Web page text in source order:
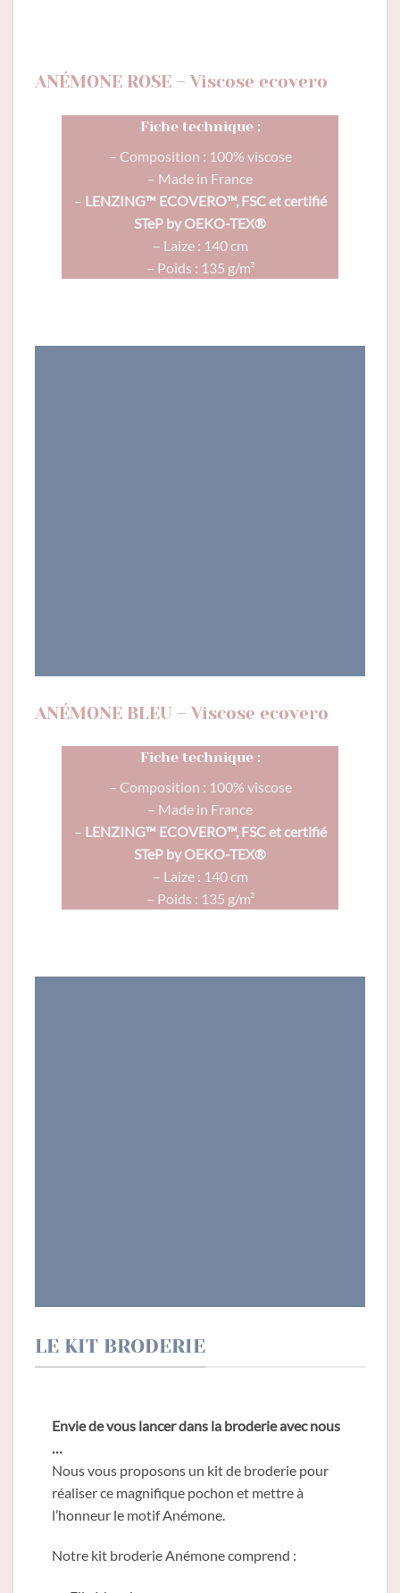
ANÉMONE ROSE – Viscose ecovero
Fiche technique :
– Composition : 100% viscose
– Made in France
– LENZING™ ECOVERO™, FSC et certifié
STeP by OEKO-TEX®
– Laize : 140 cm
– Poids : 135 g/m²
ANÉMONE BLEU – Viscose ecovero
Fiche technique :
– Composition : 100% viscose
– Made in France
– LENZING™ ECOVERO™, FSC et certifié
STeP by OEKO-TEX®
– Laize : 140 cm
– Poids : 135 g/m²
LE KIT BRODERIE
Envie de vous lancer dans la broderie avec nous
…
Nous vous proposons un kit de broderie pour
réaliser ce magnifique pochon et mettre à
l’honneur le motif Anémone.
Notre kit broderie Anémone comprend :